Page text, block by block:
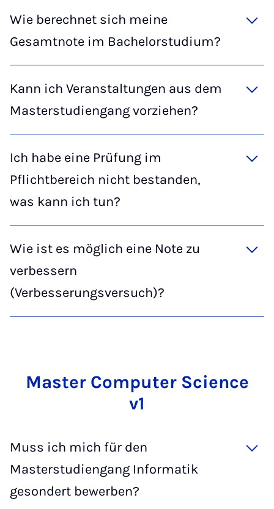
Wie berechnet sich meine
Gesamtnote im Bachelorstudium?
Kann ich Veranstaltungen aus dem
Masterstudiengang vorziehen?
Ich habe eine Prüfung im
Pflichtbereich nicht bestanden,
was kann ich tun?
Wie ist es möglich eine Note zu
verbessern
(Verbesserungsversuch)?
Mas­ter­ Com­pu­ter Sci­ence
v1
Muss ich mich für den
Masterstudiengang Informatik
gesondert bewerben?